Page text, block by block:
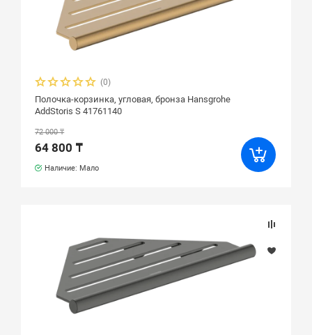
(0)
Полочка-корзинка, угловая, бронза Hansgrohe
AddStoris S 41761140
72 000 ₸
64 800 ₸
Наличие: Мало